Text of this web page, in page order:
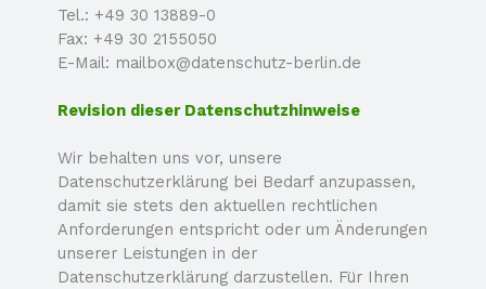
Tel.: +49 30 13889-0
Fax: +49 30 2155050
E-Mail: mailbox@datenschutz-berlin.de
Revision dieser Datenschutzhinweise
Wir behalten uns vor, unsere
Datenschutzerklärung bei Bedarf anzupassen,
damit sie stets den aktuellen rechtlichen
Anforderungen entspricht oder um Änderungen
unserer Leistungen in der
Datenschutzerklärung darzustellen. Für Ihren